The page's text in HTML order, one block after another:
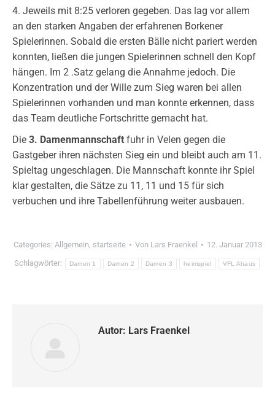
4. Jeweils mit 8:25 verloren gegeben. Das lag vor allem
an den starken Angaben der erfahrenen Borkener
Spielerinnen. Sobald die ersten Bälle nicht pariert werden
konnten, ließen die jungen Spielerinnen schnell den Kopf
hängen. Im 2 .Satz gelang die Annahme jedoch. Die
Konzentration und der Wille zum Sieg waren bei allen
Spielerinnen vorhanden und man konnte erkennen, dass
das Team deutliche Fortschritte gemacht hat.
Die 3. Damenmannschaft fuhr in Velen gegen die
Gastgeber ihren nächsten Sieg ein und bleibt auch am 11.
Spieltag ungeschlagen. Die Mannschaft konnte ihr Spiel
klar gestalten, die Sätze zu 11, 11 und 15 für sich
verbuchen und ihre Tabellenführung weiter ausbauen.
Categories: Allgemein, startseite Von Lars Fraenkel 12. Januar 2013
Schlagwörter: Damen 1 Damen 2 Damen 3 heimspiel VFL Ahaus
Autor: Lars Fraenkel